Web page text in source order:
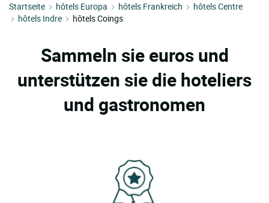
Startseite hôtels Europa hôtels Frankreich
hôtels Centre
hôtels Indre
hôtels Coings
Sammeln sie euros und
unterstützen sie die hoteliers
und gastronomen